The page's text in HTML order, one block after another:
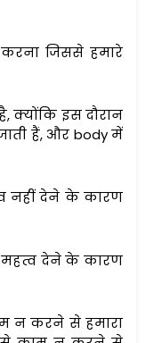
जिससे हमारे
क्योंकि इस दौरान
हैं, और body में
नहीं देने के कारण
महत्व देने के कारण
न करने से हमारा